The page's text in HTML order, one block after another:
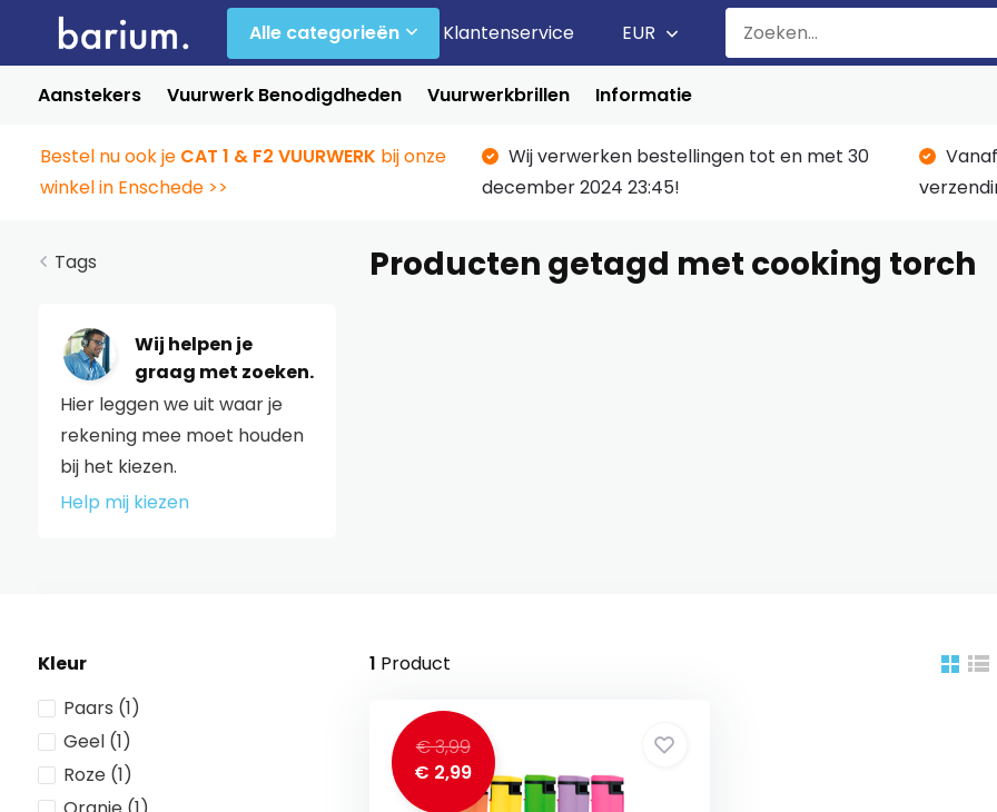
Alle categorieën Klantenservice EUR
Aanstekers Vuurwerk Benodigdheden Vuurwerkbrillen Informatie
Bestel nu ook je CAT 1 & F2 VUURWERK bij onze
winkel in Enschede >>
Wij verwerken bestellingen tot en met 30
december 2024 23:45!
Tags
Wij helpen je
graag met zoeken.
Hier leggen we uit waar je
rekening mee moet houden
bij het kiezen.
Help mij kiezen
Producten getagd met cooking torch
Kleur
Paars (1)
Geel (1)
Roze (1)
1 Product
€ 3,99
€ 2,99